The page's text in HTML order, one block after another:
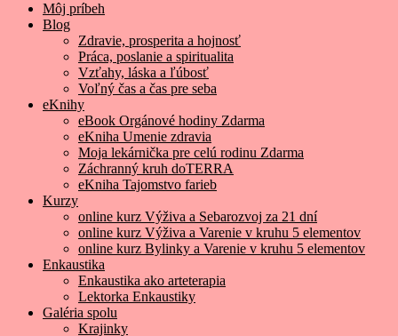
Môj príbeh
Blog
Zdravie, prosperita a hojnosť
Práca, poslanie a spiritualita
Vzťahy, láska a ľúbosť
Voľný čas a čas pre seba
eKnihy
eBook Orgánové hodiny Zdarma
eKniha Umenie zdravia
Moja lekárnička pre celú rodinu Zdarma
Záchranný kruh doTERRA
eKniha Tajomstvo farieb
Kurzy
online kurz Výživa a Sebarozvoj za 21 dní
online kurz Výživa a Varenie v kruhu 5 elementov
online kurz Bylinky a Varenie v kruhu 5 elementov
Enkaustika
Enkaustika ako arteterapia
Lektorka Enkaustiky
Galéria spolu
Krajinky